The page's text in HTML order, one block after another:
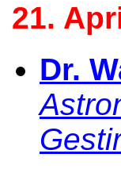
21.
Dr.